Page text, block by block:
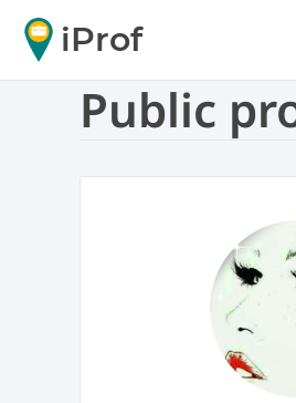
iProf
Public